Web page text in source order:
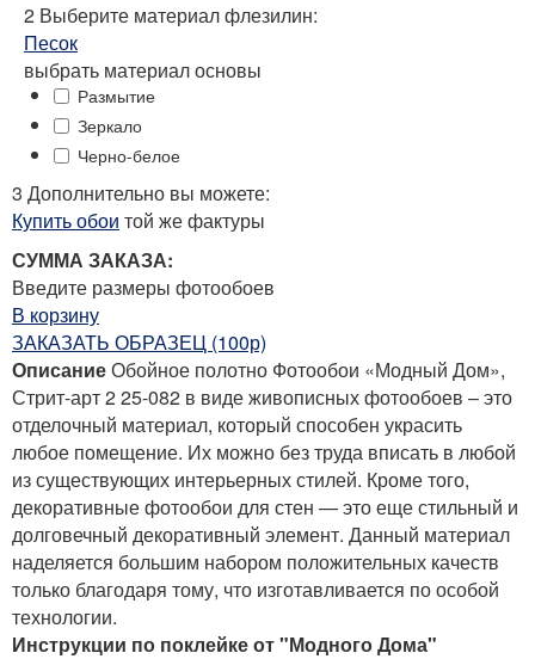
2 Выберите материал флезилин:
Песок
выбрать материал основы
Размытие
Зеркало
Черно-белое
3 Дополнительно вы можете:
Купить обои той же фактуры
СУММА ЗАКАЗА:
Введите размеры фотообоев
В корзину
ЗАКАЗАТЬ ОБРАЗЕЦ (100р)
ОписаниеОбойное полотно Фотообои «Модный Дом»,
Стрит-арт 2 25-082 в виде живописных фотообоев – это
отделочный материал, который способен украсить
любое помещение. Их можно без труда вписать в любой
из существующих интерьерных стилей. Кроме того,
декоративные фотообои для стен — это еще стильный и
долговечный декоративный элемент. Данный материал
наделяется большим набором положительных качеств
только благодаря тому, что изготавливается по особой
технологии.
Инструкции по поклейке от "Модного Дома"